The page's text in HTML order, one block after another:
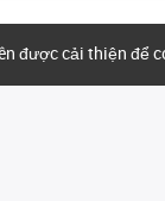
được cải thiện để